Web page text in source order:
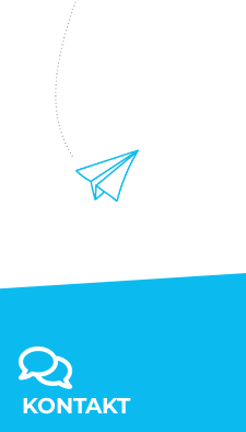
KONTAKT